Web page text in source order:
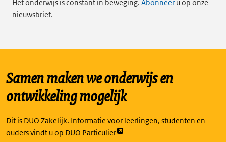
een
nieuw
Het onderwijs is constant in beweging. Abonneer u op onze
nieuwsbrief.
Samen maken we onderwijs en
ontwikkeling mogelijk
Dit is DUO Zakelijk. Informatie voor leerlingen, studenten en
ouders vindt u op DUO Particulier
Link